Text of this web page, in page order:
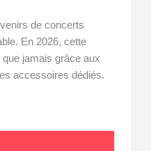
de concerts
En 2026, cette
jamais grâce aux
accessoires dédiés.